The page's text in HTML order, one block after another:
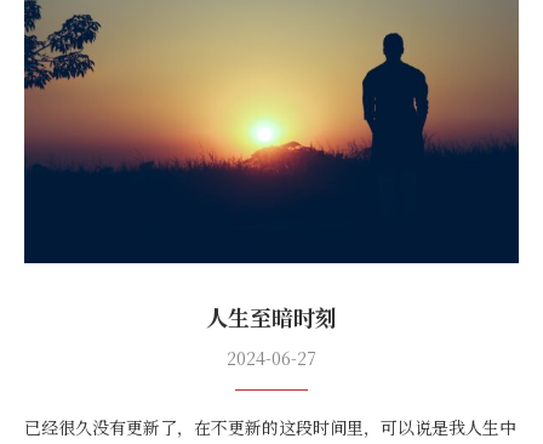
人生至暗时刻
2024-06-27
已经很久没有更新了，在不更新的这段时间里，可以说是我人生中